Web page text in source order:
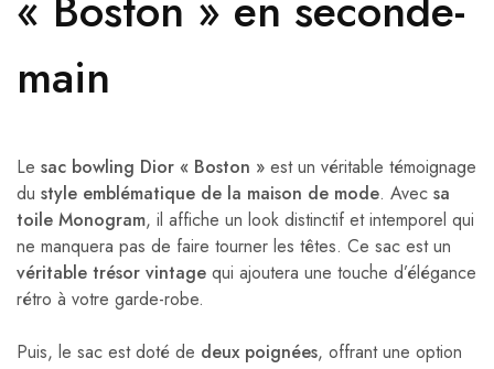
main
Le sac bowling Dior « Boston » est un véritable témoignage
du style emblématique de la maison de mode. Avec sa
toile Monogram, il affiche un look distinctif et intemporel qui
ne manquera pas de faire tourner les têtes. Ce sac est un
véritable trésor vintage qui ajoutera une touche d’élégance
rétro à votre garde-robe.
Puis, le sac est doté de deux poignées, offrant une option